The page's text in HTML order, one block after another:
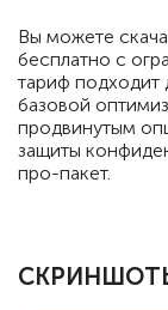
Вы можете
бесплатно с
тариф подходит
базовой
продвинутым
защиты
про-пакет.